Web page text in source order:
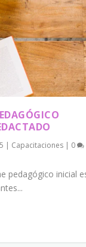
| Capacitaciones | 0
pedagógico inicial